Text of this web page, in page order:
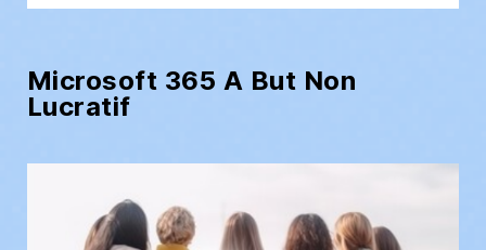
Microsoft 365 A But Non
Lucratif